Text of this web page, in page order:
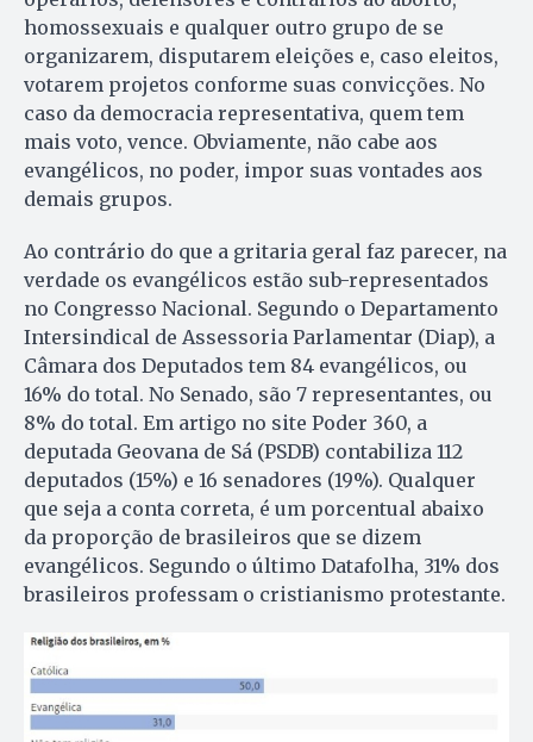
homossexuais e qualquer outro grupo de se
organizarem, disputarem eleições e, caso eleitos,
votarem projetos conforme suas convicções. No
caso da democracia representativa, quem tem
mais voto, vence. Obviamente, não cabe aos
evangélicos, no poder, impor suas vontades aos
demais grupos.
Ao contrário do que a gritaria geral faz parecer, na
verdade os evangélicos estão sub-representados
no Congresso Nacional. Segundo o Departamento
Intersindical de Assessoria Parlamentar (Diap), a
Câmara dos Deputados tem 84 evangélicos, ou
16% do total. No Senado, são 7 representantes, ou
8% do total. Em artigo no site Poder 360, a
deputada Geovana de Sá (PSDB) contabiliza 112
deputados (15%) e 16 senadores (19%). Qualquer
que seja a conta correta, é um porcentual abaixo
da proporção de brasileiros que se dizem
evangélicos. Segundo o último Datafolha, 31% dos
brasileiros professam o cristianismo protestante.